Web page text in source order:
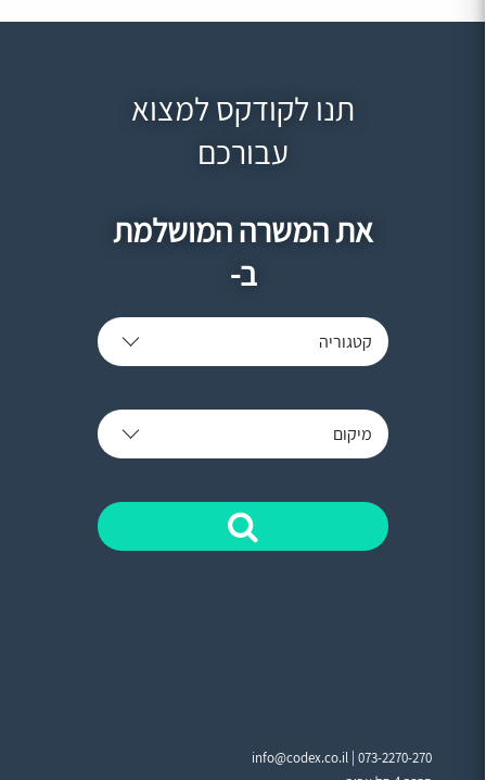
תנו לקודקס למצוא
עבורכם
את המשרה המושלמת
ב-
קטגוריה
מיקום
info@codex.co.il |073-2270-270